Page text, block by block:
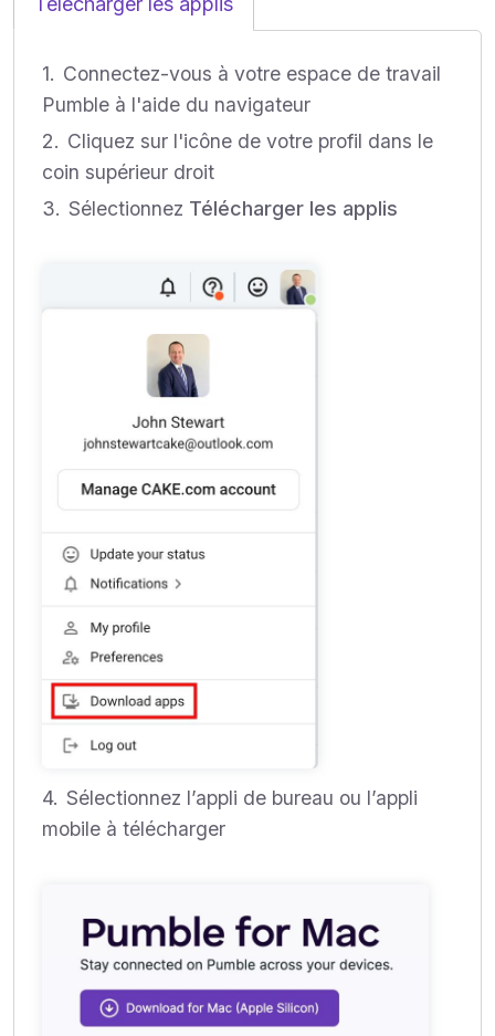
Connectez-vous à votre espace de travail
Pumble à l'aide du navigateur
Cliquez sur l'icône de votre profil dans le
coin supérieur droit
Sélectionnez Télécharger les applis
Sélectionnez l’appli de bureau ou l’appli
mobile à télécharger